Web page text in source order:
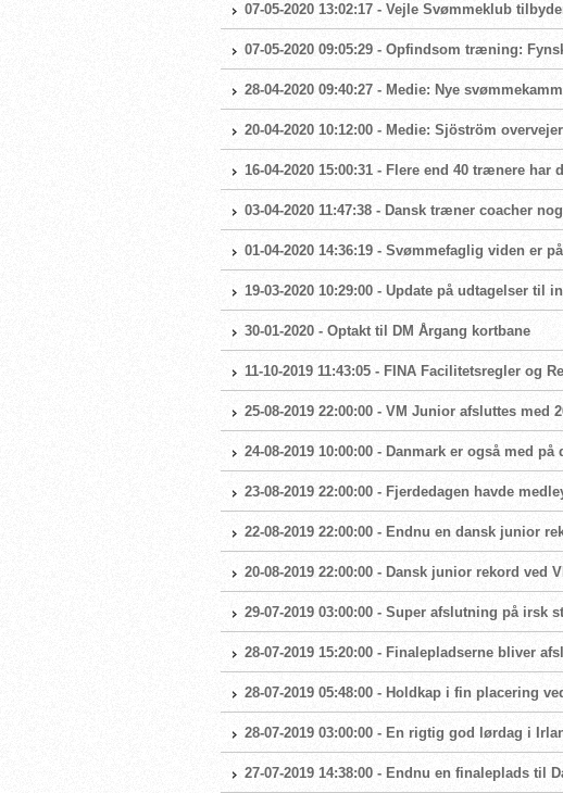
07-05-2020 13:02:17 - Vejle Svømmeklub
07-05-2020 09:05:29 - Opfindsom træning:
28-04-2020 09:40:27 - Medie: Nye
20-04-2020 10:12:00 - Medie: Sjöström
16-04-2020 15:00:31 - Flere end 40 trænere
03-04-2020 11:47:38 - Dansk træner coacher
01-04-2020 14:36:19 - Svømmefaglig viden er
19-03-2020 10:29:00 - Update på udtagelser til
30-01-2020 - Optakt til DM Årgang kortbane
11-10-2019 11:43:05 - FINA Facilitetsregler og
25-08-2019 22:00:00 - VM Junior afsluttes med
24-08-2019 10:00:00 - Danmark er også med
23-08-2019 22:00:00 - Fjerdedagen havde
22-08-2019 22:00:00 - Endnu en dansk junior
20-08-2019 22:00:00 - Dansk junior rekord ved
29-07-2019 03:00:00 - Super afslutning på irsk
28-07-2019 15:20:00 - Finalepladserne bliver
28-07-2019 05:48:00 - Holdkap i fin placering
28-07-2019 03:00:00 - En rigtig god lørdag i
27-07-2019 14:38:00 - Endnu en finaleplads til